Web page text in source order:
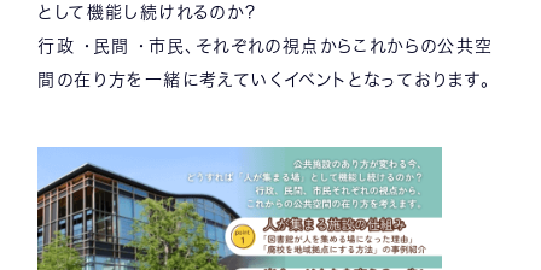
として機能し続けれるのか？
行政 ・民間 ・市民、それぞれの視点からこれからの公共空
間の在り方を一緒に考えていくイベントとなっております。